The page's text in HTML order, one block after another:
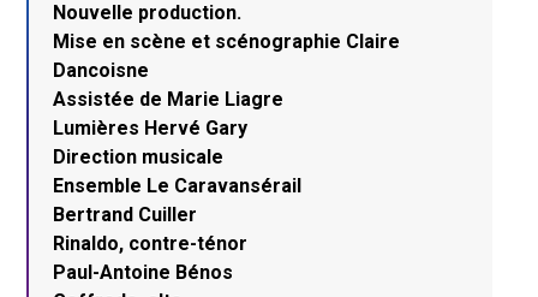
Nouvelle production.
Mise en scène et scénographie Claire
Dancoisne
Assistée de Marie Liagre
Lumières Hervé Gary
Direction musicale
Ensemble Le Caravansérail
Bertrand Cuiller
Rinaldo, contre-ténor
Paul-Antoine Bénos